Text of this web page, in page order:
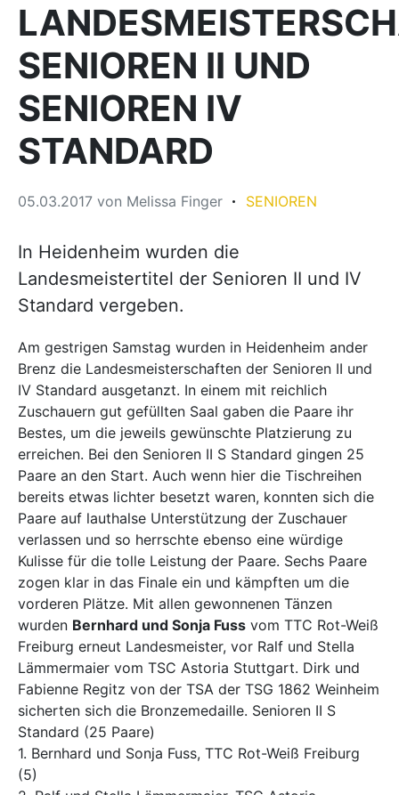
SENIOREN II UND
SENIOREN IV
STANDARD
05.03.2017 von Melissa Finger SENIOREN
In Heidenheim wurden die
Landesmeistertitel der Senioren II und IV
Standard vergeben.
Am gestrigen Samstag wurden in Heidenheim ander
Brenz die Landesmeisterschaften der Senioren II und
IV Standard ausgetanzt. In einem mit reichlich
Zuschauern gut gefüllten Saal gaben die Paare ihr
Bestes, um die jeweils gewünschte Platzierung zu
erreichen. Bei den Senioren II S Standard gingen 25
Paare an den Start. Auch wenn hier die Tischreihen
bereits etwas lichter besetzt waren, konnten sich die
Paare auf lauthalse Unterstützung der Zuschauer
verlassen und so herrschte ebenso eine würdige
Kulisse für die tolle Leistung der Paare. Sechs Paare
zogen klar in das Finale ein und kämpften um die
vorderen Plätze. Mit allen gewonnenen Tänzen
wurden Bernhard und Sonja Fuss vom TTC Rot-Weiß
Freiburg erneut Landesmeister, vor Ralf und Stella
Lämmermaier vom TSC Astoria Stuttgart. Dirk und
Fabienne Regitz von der TSA der TSG 1862 Weinheim
sicherten sich die Bronzemedaille. Senioren II S
Standard (25 Paare)
1. Bernhard und Sonja Fuss, TTC Rot-Weiß Freiburg
(5)